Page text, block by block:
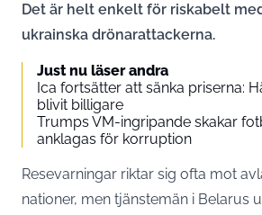
Det är helt enkelt för riskabelt
ukrainska drönarattackerna.
Just nu läser andra
Ica fortsätter att sänka priserna:
blivit billigare
Trumps VM-ingripande skakar
anklagas för korruption
Resevarningar riktar sig ofta mot
nationer, men tjänstemän i Belarus